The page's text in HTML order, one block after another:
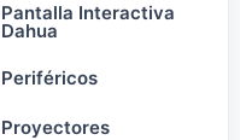
Pantalla Interactiva
Dahua
Periféricos
Proyectores